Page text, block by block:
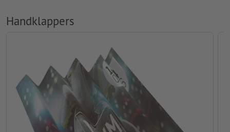
Handklappers